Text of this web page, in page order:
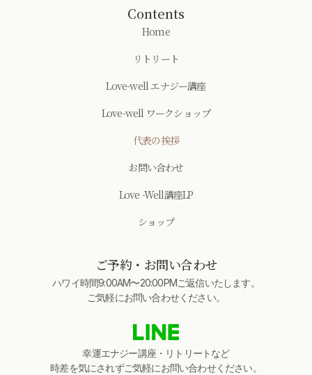
Contents
Home
リトリート
Love-well エナジー講座
Love-well ワークショップ
代表の挨拶
お問い合わせ
Love -Well講座LP
ショップ
ご予約・お問い合わせ
ハワイ時間9:00AM〜20:00PMご返信いたします。
ご気軽にお問い合わせください。
幸運エナジー講座・リトリートなど
時差を気にされずご気軽にお問い合わせください。